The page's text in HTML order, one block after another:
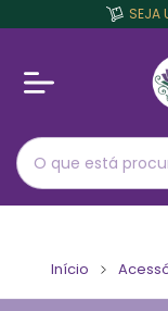
SEJA
Início